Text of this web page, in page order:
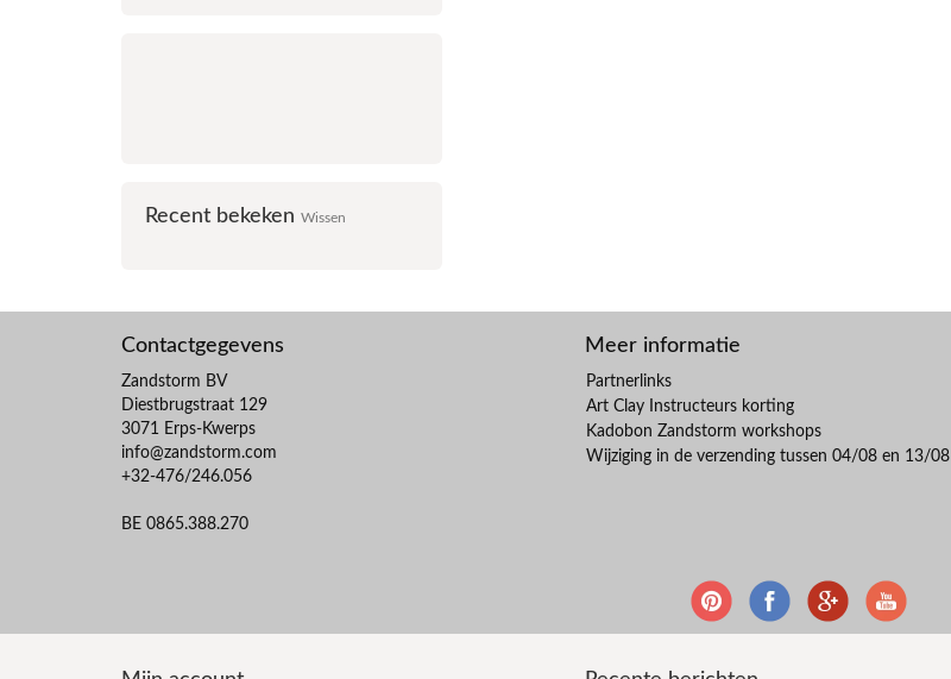
Recent bekeken Wissen
Contactgegevens
Zandstorm BV
Diestbrugstraat 129
3071 Erps-Kwerps
info@zandstorm.com
+32-476/246.056
BE 0865.388.270
Meer informatie
Partnerlinks
Art Clay Instructeurs korting
Kadobon Zandstorm workshops
Wijziging in de verzending tussen 04/08 en 13/08